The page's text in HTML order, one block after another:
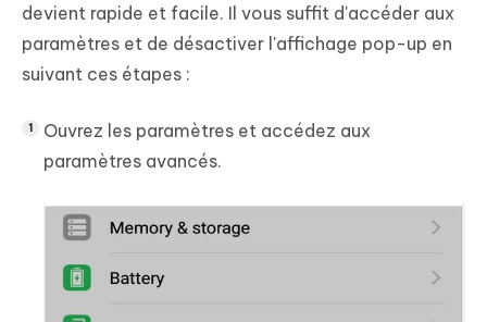
devient rapide et facile. Il vous suffit d'accéder aux
paramètres et de désactiver l'affichage pop-up en
suivant ces étapes :
Ouvrez les paramètres et accédez aux
paramètres avancés.